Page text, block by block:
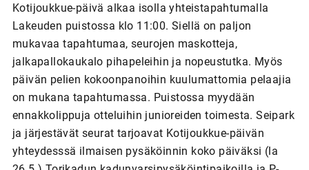
Kotijoukkue-päivä alkaa isolla yhteistapahtumalla
Lakeuden puistossa klo 11:00. Siellä on paljon
mukavaa tapahtumaa, seurojen maskotteja,
jalkapallokaukalo pihapeleihin ja nopeustutka. Myös
päivän pelien kokoonpanoihin kuulumattomia pelaajia
on mukana tapahtumassa. Puistossa myydään
ennakkolippuja otteluihin junioreiden toimesta. Seipark
ja järjestävät seurat tarjoavat Kotijoukkue-päivän
yhteydesssä ilmaisen pysäköinnin koko päiväksi (la